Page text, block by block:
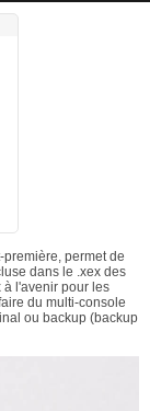
permet de
dans le .xex des
à l'avenir pour les
du multi-console
ou backup (backup